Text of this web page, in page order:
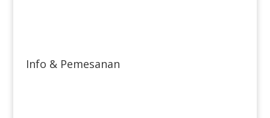
Info & Pemesanan